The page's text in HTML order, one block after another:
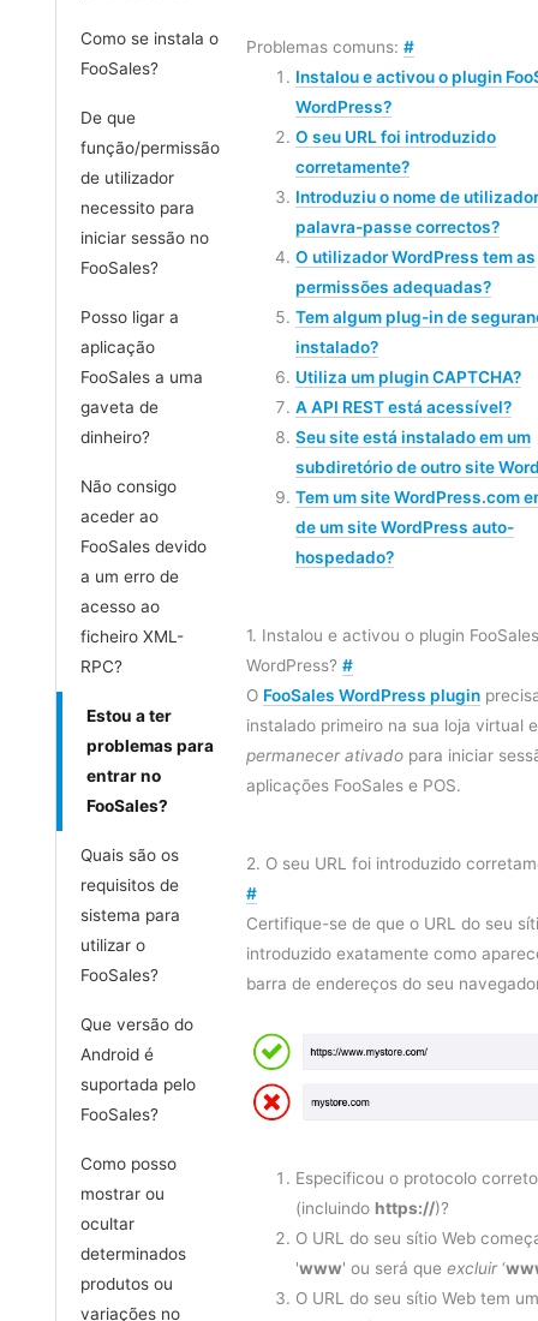
Como se instala o
FooSales?
De que
função/permissão
de utilizador
necessito para
iniciar sessão no
FooSales?
Posso ligar a
aplicação
FooSales a uma
gaveta de
dinheiro?
Não consigo
aceder ao
FooSales devido
a um erro de
acesso ao
ficheiro XML-
RPC?
Estou a ter
problemas para
entrar no
FooSales?
Quais são os
requisitos de
sistema para
utilizar o
FooSales?
Que versão do
Android é
suportada pelo
FooSales?
Como posso
mostrar ou
ocultar
determinados
produtos ou
variações no
Problemas comuns: #
Instalou e activou o plugin
WordPress?
O seu URL foi introduzido
corretamente?
Introduziu o nome de
palavra-passe correctos?
O utilizador WordPress tem as
permissões adequadas?
Tem algum plug-in de
instalado?
Utiliza um plugin CAPTCHA?
A API REST está acessível?
Seu site está instalado em um
subdiretório de outro site
Tem um site WordPress.com
de um site WordPress auto-
hospedado?
1. Instalou e activou o plugin FooSales
WordPress? #
O FooSales WordPress plugin
instalado primeiro na sua loja virtual e
permanecer ativado para iniciar
aplicações FooSales e POS.
2. O seu URL foi introduzido
#
Certifique-se de que o URL do seu
introduzido exatamente como
barra de endereços do seu
Especificou o protocolo correto
(incluindo https://)?
O URL do seu sítio Web
'www' ou será queexcluir‘
O URL do seu sítio Web tem